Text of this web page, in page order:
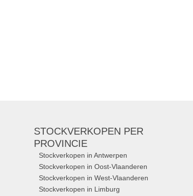
STOCKVERKOPEN PER
PROVINCIE
Stockverkopen in Antwerpen
Stockverkopen in Oost-Vlaanderen
Stockverkopen in West-Vlaanderen
Stockverkopen in Limburg